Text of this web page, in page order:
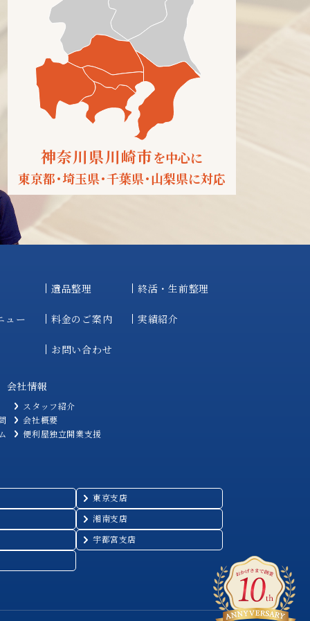
神奈川県川崎市を中心に
東京都・埼玉県・千葉県・山梨県に対応
遺品整理 終活・生前整理
ュー 料金のご案内 実績紹介
お問い合わせ
会社情報
スタッフ紹介
会社概要
便利屋独立開業支援
東京支店
湘南支店
宇都宮支店